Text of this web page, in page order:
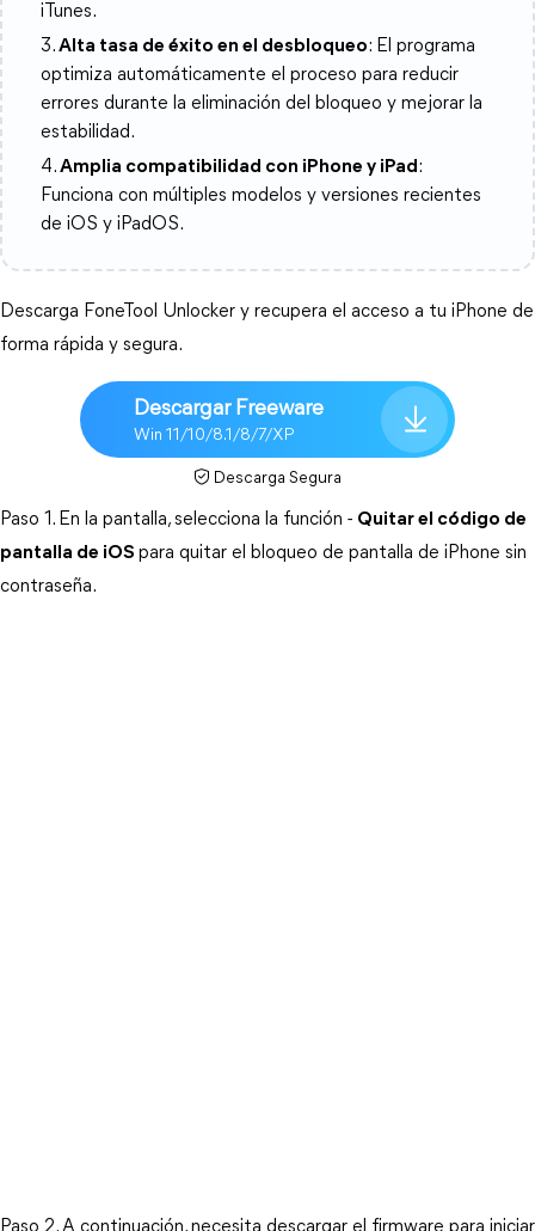
iTunes.
3.Alta tasa de éxito en el desbloqueo: El programa
optimiza automáticamente el proceso para reducir
errores durante la eliminación del bloqueo y mejorar la
estabilidad.
4.Amplia compatibilidad con iPhone y iPad:
Funciona con múltiples modelos y versiones recientes
de iOS y iPadOS.
Descarga FoneTool Unlocker y recupera el acceso a tu iPhone de
forma rápida y segura.
Descargar Freeware
Win 11/10/8.1/8/7/XP
Descarga Segura
Paso 1. En la pantalla, selecciona la función - Quitar el código de
pantalla de iOS para quitar el bloqueo de pantalla de iPhone sin
contraseña.
Paso 2. A continuación, necesita descargar el firmware para iniciar